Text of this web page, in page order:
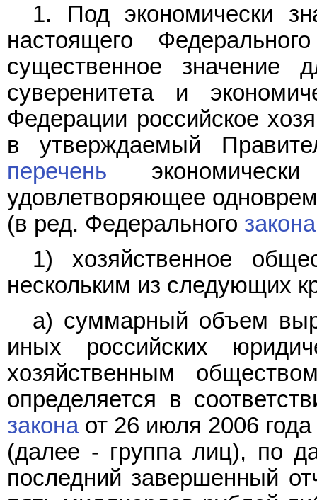
1. Под экономически
настоящего
существенное значение
суверенитета и
Федерации российское
в утверждаемый
перечень
удовлетворяющее
(в ред. Федерального закона
1) хозяйственное
нескольким из следующих
а) суммарный объем
иных российских
хозяйственным
определяется в
законаот 26 июля 2006
(далее - группа лиц), по
последний завершенный